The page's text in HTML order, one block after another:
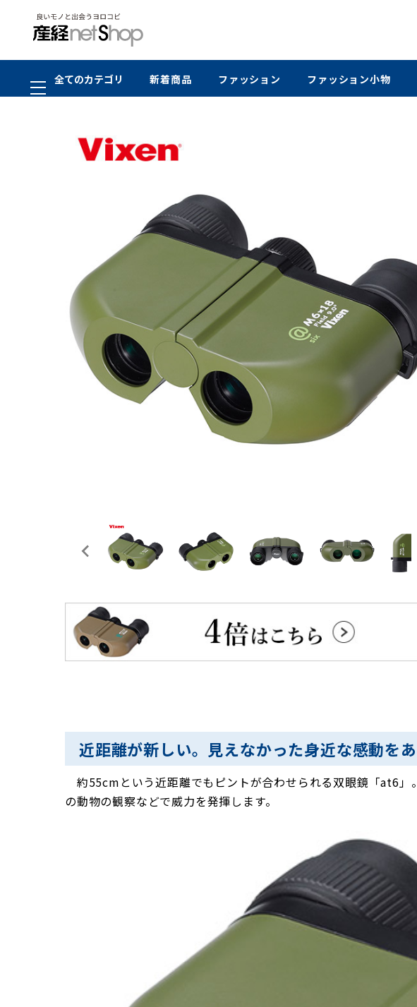
全てのカテゴリ 新着商品 ファッション ファッション小物
在庫切れ
近距離が新しい。見えなかった身近な感動をあ
約55cmという近距離でもピントが合わせられる双眼鏡「at6
の動物の観察などで威力を発揮します。